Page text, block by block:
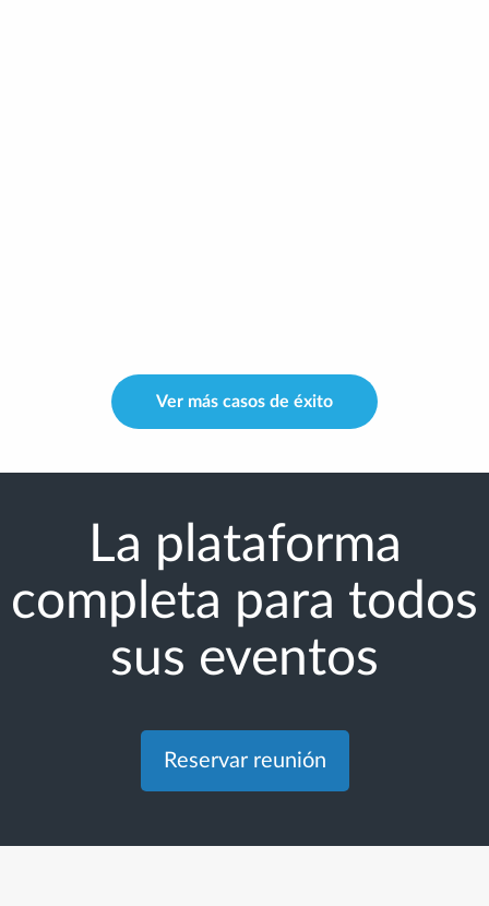
Ver más casos de éxito
La plataforma
completa para todos
sus eventos
Reservar reunión